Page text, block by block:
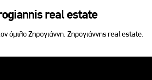
real estate
όμιλο Ζηρογιάννη. Ζηρογιάννης real estate.